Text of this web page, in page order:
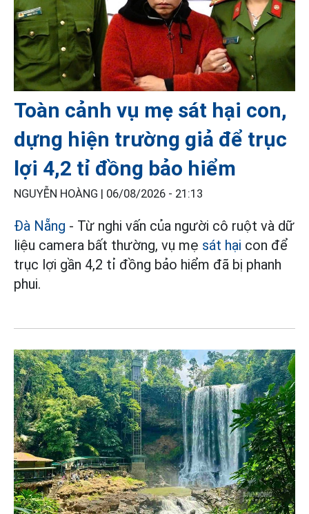
Toàn cảnh vụ mẹ sát hại con,
dựng hiện trường giả để trục
lợi 4,2 tỉ đồng bảo hiểm
NGUYỄN HOÀNG | 06/08/2026 - 21:13
Đà Nẵng - Từ nghi vấn của người cô ruột và dữ
liệu camera bất thường, vụ mẹ sát hại con để
trục lợi gần 4,2 tỉ đồng bảo hiểm đã bị phanh
phui.